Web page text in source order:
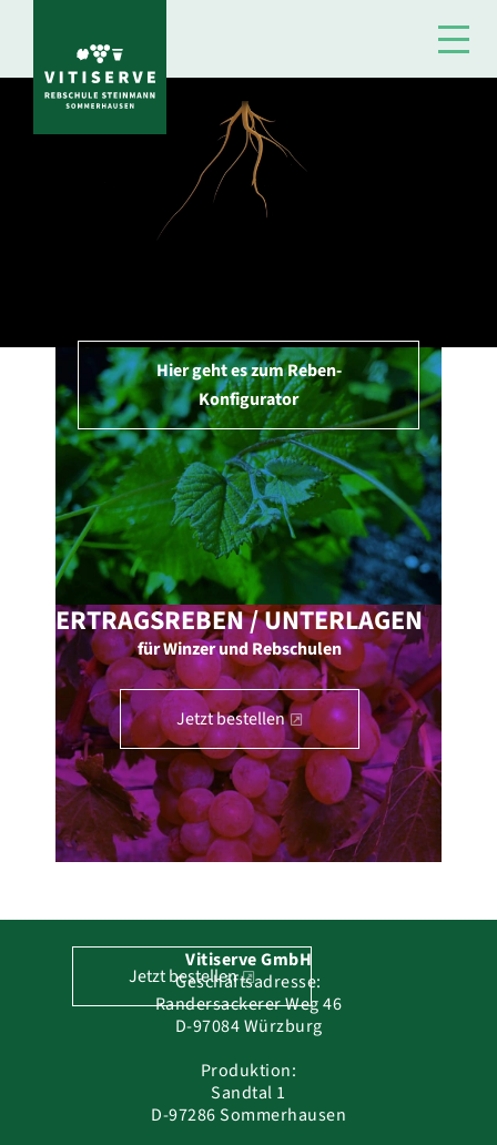
Hier geht es zum Reben-
Konfigurator
ERTRAGSREBEN / UNTERLAGEN
für Winzer und Rebschulen
Jetzt bestellen
Jetzt bestellen
Vitiserve GmbH
Geschäftsadresse:
Randersackerer Weg 46
D-97084 Würzburg
Produktion:
Sandtal 1
D-97286 Sommerhausen